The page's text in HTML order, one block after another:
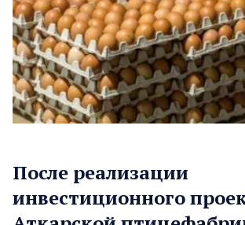
После реализации
инвестиционного